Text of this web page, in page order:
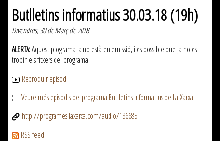
Butlletins informatius 30.03.18 (19h)
Divendres, 30 de Març de 2018
ALERTA:Aquest programa ja no està en emissió, i es possible que ja no es
trobin els fitxers del programa.
Reproduir episodi
Veure més episodis del programa Butlletins informatius de La Xarxa
http://programes.laxarxa.com/audio/136685
RSS feed